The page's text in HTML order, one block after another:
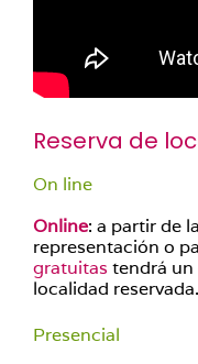
Reserva de
On line
Online: a partir de
representación o
gratuitas tendrá un
localidad reservada.
Presencial